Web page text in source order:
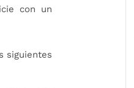
con un
siguientes